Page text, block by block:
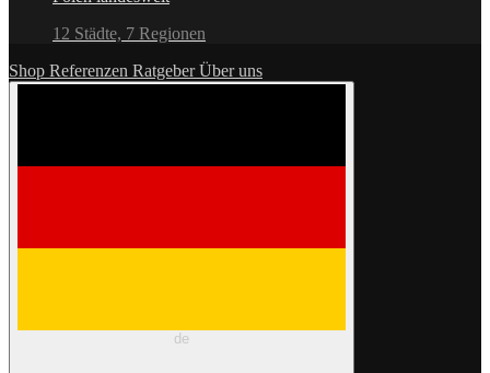
12 Städte, 7 Regionen
Shop Referenzen RatgeberÜber uns
de